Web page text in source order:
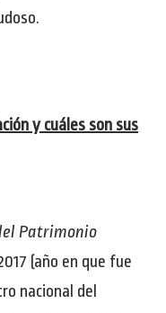
y cuáles son sus
Patrimonio
(año en que fue
nacional del